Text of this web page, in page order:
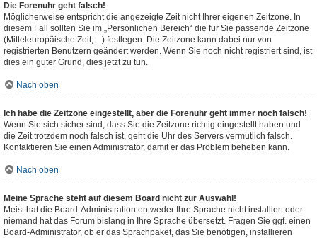
Die Forenuhr geht falsch!
Möglicherweise entspricht die angezeigte Zeit nicht Ihrer eigenen Zeitzone. In
diesem Fall sollten Sie im „Persönlichen Bereich“ die für Sie passende Zeitzone
(Mitteleuropäische Zeit, ...) festlegen. Die Zeitzone kann dabei nur von
registrierten Benutzern geändert werden. Wenn Sie noch nicht registriert sind, ist
dies ein guter Grund, dies jetzt zu tun.
Nach oben
Ich habe die Zeitzone eingestellt, aber die Forenuhr geht immer noch falsch!
Wenn Sie sich sicher sind, dass Sie die Zeitzone richtig eingestellt haben und
die Zeit trotzdem noch falsch ist, geht die Uhr des Servers vermutlich falsch.
Kontaktieren Sie einen Administrator, damit er das Problem beheben kann.
Nach oben
Meine Sprache steht auf diesem Board nicht zur Auswahl!
Meist hat die Board-Administration entweder Ihre Sprache nicht installiert oder
niemand hat das Forum bislang in Ihre Sprache übersetzt. Fragen Sie ggf. einen
Board-Administrator, ob er das Sprachpaket, das Sie benötigen, installieren